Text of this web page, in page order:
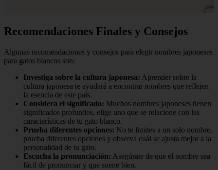
Recomendaciones Finales y Consejos
Algunas recomendaciones y consejos para elegir nombres japoneses
para gatos blancos son:
Investiga sobre la cultura japonesa: Aprender sobre la
cultura japonesa te ayudará a encontrar nombres que reflejen
la esencia de este país.
Considera el significado: Muchos nombres japoneses tienen
significados profundos, elige uno que se relacione con las
características de tu gato blanco.
Prueba diferentes opciones: No te limites a un solo nombre,
prueba diferentes opciones y observa cuál se ajusta mejor a la
personalidad de tu gato.
Escucha la pronunciación: Asegúrate de que el nombre sea
fácil de pronunciar y que suene bien.